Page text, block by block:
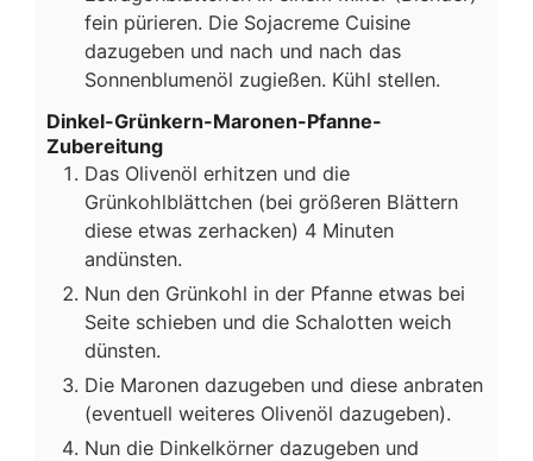
fein pürieren. Die Sojacreme Cuisine
dazugeben und nach und nach das
Sonnenblumenöl zugießen. Kühl stellen.
Dinkel-Grünkern-Maronen-Pfanne-
Zubereitung
Das Olivenöl erhitzen und die
Grünkohlblättchen (bei größeren Blättern
diese etwas zerhacken) 4 Minuten
andünsten.
Nun den Grünkohl in der Pfanne etwas bei
Seite schieben und die Schalotten weich
dünsten.
Die Maronen dazugeben und diese anbraten
(eventuell weiteres Olivenöl dazugeben).
Nun die Dinkelkörner dazugeben und